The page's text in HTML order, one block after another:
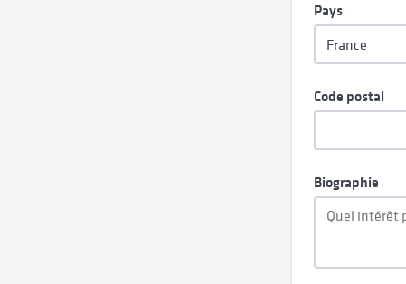
Pays
Code postal
Biographie